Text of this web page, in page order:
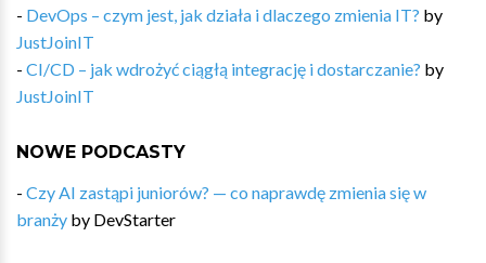
- DevOps – czym jest, jak działa i dlaczego zmienia IT? by
JustJoinIT
- CI/CD – jak wdrożyć ciągłą integrację i dostarczanie? by
JustJoinIT
NOWE PODCASTY
- Czy AI zastąpi juniorów? — co naprawdę zmienia się w
branży by DevStarter